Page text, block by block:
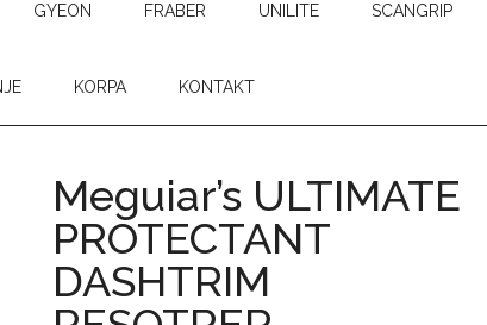
GYEON FRABER UNILITE SCANGRIP
KORPA KONTAKT
Meguiar’s ULTIMATE
PROTECTANT
DASHTRIM